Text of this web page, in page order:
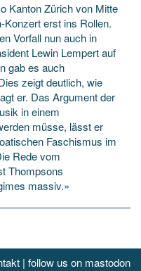
Kanton Zürich von Mitte
erst ins Rollen.
Vorfall nun auch in
Lewin Lempert auf
gab es auch
zeigt deutlich, wie
er. Das Argument der
in einem
müsse, lässt er
Faschismus im
Rede vom
Thompsons
massiv.»
| follow us on mastodon